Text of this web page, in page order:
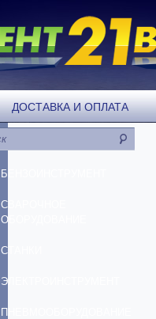
ДОСТАВКА И ОПЛАТА
БЕНЗОИНСТРУМЕНТ
СВАРОЧНОЕ
ОБОРУДОВАНИЕ
СТАНКИ
ЭЛЕКТРОИНСТРУМЕНТ
ПНЕВМООБОРУДОВАНИЕ